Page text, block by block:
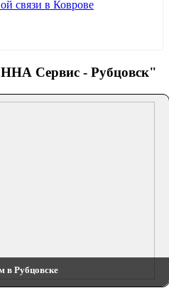
связи в Коврове
Сервис - Рубцовск"
в Рубцовске